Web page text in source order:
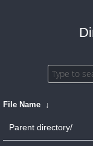
File Name ↓
Parent directory/